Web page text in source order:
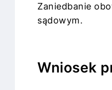
Zaniedbanie
sądowym.
Wniosek